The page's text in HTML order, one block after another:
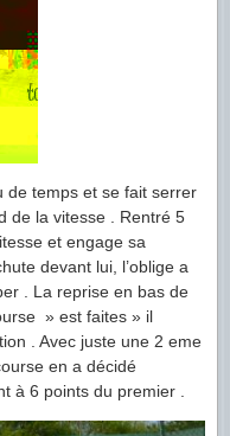
de temps et se fait serrer
de la vitesse . Rentré 5
et engage sa
devant lui, l’oblige a
. La reprise en bas de
» est faites » il
. Avec juste une 2 eme
en a décidé
à 6 points du premier .